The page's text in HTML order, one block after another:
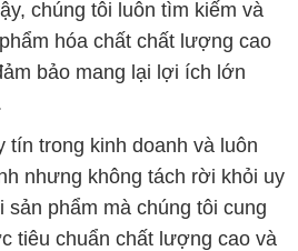
chúng tôi luôn tìm kiếm và
hóa chất chất lượng cao
bảo mang lại lợi ích lớn
tín trong kinh doanh và luôn
nhưng không tách rời khỏi uy
sản phẩm mà chúng tôi cung
tiêu chuẩn chất lượng cao và